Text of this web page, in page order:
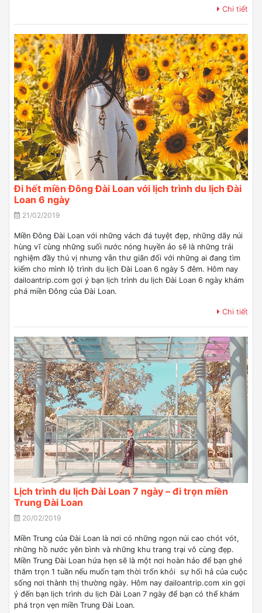
Chi tiết
Đi hết miền Đông Đài Loan với lịch trình du lịch Đài
Loan 6 ngày
21/02/2019
Miền Đông Đài Loan với những vách đá tuyệt đẹp, những dãy núi
hùng vĩ cùng những suối nước nóng huyền ảo sẽ là những trải
nghiệm đầy thú vị nhưng vẫn thư giãn đối với những ai đang tìm
kiếm cho mình lộ trình du lịch Đài Loan 6 ngày 5 đêm. Hôm nay
dailoantrip.com gợi ý bạn lịch trình du lịch Đài Loan 6 ngày khám
phá miền Đông của Đài Loan.
Chi tiết
Lịch trình du lịch Đài Loan 7 ngày – đi trọn miền
Trung Đài Loan
20/02/2019
Miền Trung của Đài Loan là nơi có những ngọn núi cao chót vót,
những hồ nước yên bình và những khu trang trại vô cùng đẹp.
Miền Trung Đài Loan hứa hẹn sẽ là một nơi hoàn hảo để bạn ghé
thăm trọn 1 tuần nếu muốn tạm thời trốn khỏi sự hối hả của cuộc
sống nơi thành thị thường ngày. Hôm nay dailoantrip.com xin gợi
ý đến bạn lịch trình du lịch Đài Loan 7 ngày để bạn có thể khám
phá trọn vẹn miền Trung Đài Loan.